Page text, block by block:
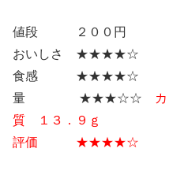
値段 ２００円
おいしさ ★★★★☆
食感 ★★★★☆
量 ★★★☆☆
質 １３．９ｇ
評価 ★★★★☆